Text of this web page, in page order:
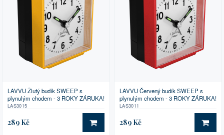
LAVVU Žlutý budík SWEEP s
plynulým chodem - 3 ROKY ZÁRUKA!
LAS3015
289 Kč DO KOŠÍKU
LAVVU Červený budík SWEEP s
plynulým chodem - 3 ROKY ZÁRUKA!
LAS3011
289 Kč DO